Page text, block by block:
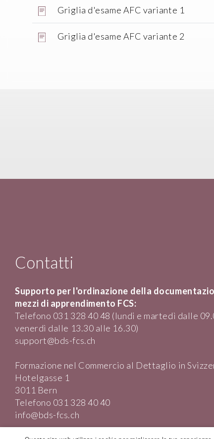
Griglia d'esame AFC variante 1
Griglia d'esame AFC variante 2
Contatti
Supporto per l'ordinazione della
mezzi di apprendimento FCS:
Telefono 031 328 40 48 (lundi e martedì dalle
venerdì dalle 13.30 alle 16.30)
support@bds-fcs.ch
Formazione nel Commercio al Dettaglio in
Hotelgasse 1
3011 Bern
Telefono 031 328 40 40
info@bds-fcs.ch